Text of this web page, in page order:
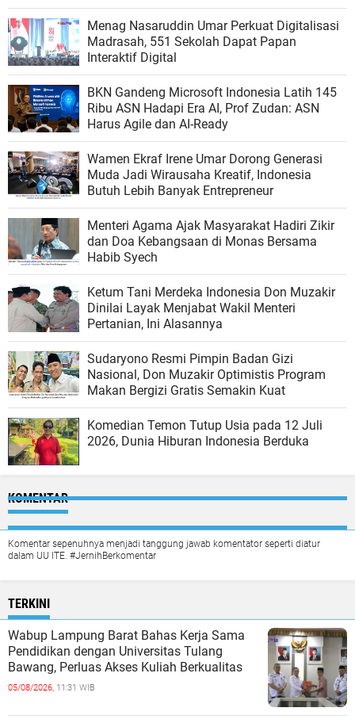
Menag Nasaruddin Umar Perkuat Digitalisasi
Madrasah, 551 Sekolah Dapat Papan
Interaktif Digital
BKN Gandeng Microsoft Indonesia Latih 145
Ribu ASN Hadapi Era AI, Prof Zudan: ASN
Harus Agile dan AI-Ready
Wamen Ekraf Irene Umar Dorong Generasi
Muda Jadi Wirausaha Kreatif, Indonesia
Butuh Lebih Banyak Entrepreneur
Menteri Agama Ajak Masyarakat Hadiri Zikir
dan Doa Kebangsaan di Monas Bersama
Habib Syech
Ketum Tani Merdeka Indonesia Don Muzakir
Dinilai Layak Menjabat Wakil Menteri
Pertanian, Ini Alasannya
Sudaryono Resmi Pimpin Badan Gizi
Nasional, Don Muzakir Optimistis Program
Makan Bergizi Gratis Semakin Kuat
Komedian Temon Tutup Usia pada 12 Juli
2026, Dunia Hiburan Indonesia Berduka
KOMENTAR
Komentar sepenuhnya menjadi tanggung jawab komentator seperti diatur
dalam UU ITE. #JernihBerkomentar
TERKINI
Wabup Lampung Barat Bahas Kerja Sama
Pendidikan dengan Universitas Tulang
Bawang, Perluas Akses Kuliah Berkualitas
05/08/2026, 11:31 WIB